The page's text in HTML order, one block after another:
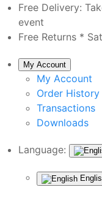
Free Delivery:
event
Free Returns *
My Account
My Account
Order History
Transactions
Downloads
Language: